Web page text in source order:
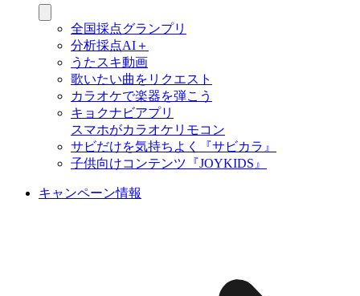
全国採点グランプリ
分析採点AI＋
うたスキ動画
歌いたい曲をリクエスト
カラオケで楽器を弾こう
キョクナビアプリ
スマホがカラオケリモコン
サビだけを気持ちよく『サビカラ』
子供向けコンテンツ『JOYKIDS』
キャンペーン情報